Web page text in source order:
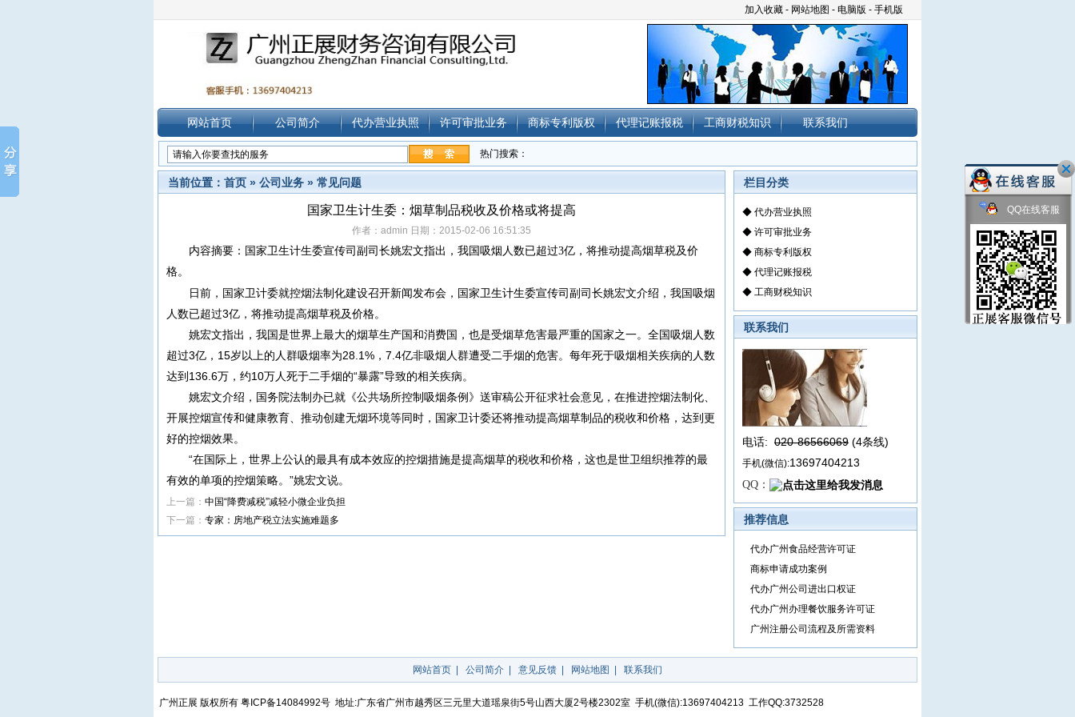
加入收藏 - 网站地图 - 电脑版 - 手机版
网站首页 公司简介 代办营业执照 许可审批业务 商标专利版权 代理记账报税 工商财税知识 联系我们
热门搜索：
当前位置： 首页 » 公司业务 » 常见问题
国家卫生计生委：烟草制品税收及价格或将提高
作者：admin 日期：2015-02-06 16:51:35
内容摘要：国家卫生计生委宣传司副司长姚宏文指出，我国吸烟人数已超过3亿，将推动提高烟草税及价
格。
日前，国家卫计委就控烟法制化建设召开新闻发布会，国家卫生计生委宣传司副司长姚宏文介绍，我国吸烟
人数已超过3亿，将推动提高烟草税及价格。
姚宏文指出，我国是世界上最大的烟草生产国和消费国，也是受烟草危害最严重的国家之一。全国吸烟人数
超过3亿，15岁以上的人群吸烟率为28.1%，7.4亿非吸烟人群遭受二手烟的危害。每年死于吸烟相关疾病的人数
达到136.6万，约10万人死于二手烟的“暴露”导致的相关疾病。
姚宏文介绍，国务院法制办已就《公共场所控制吸烟条例》送审稿公开征求社会意见，在推进控烟法制化、
开展控烟宣传和健康教育、推动创建无烟环境等同时，国家卫计委还将推动提高烟草制品的税收和价格，达到更
好的控烟效果。
“在国际上，世界上公认的最具有成本效应的控烟措施是提高烟草的税收和价格，这也是世卫组织推荐的最
有效的单项的控烟策略。”姚宏文说。
上一篇： 中国“降费减税”减轻小微企业负担
下一篇： 专家：房地产税立法实施难题多
栏目分类
◆ 代办营业执照
◆ 许可审批业务
◆ 商标专利版权
◆ 代理记账报税
◆ 工商财税知识
联系我们
电话: 020-86566069 (4条线)
手机(微信):13697404213
QQ：
推荐信息
代办广州食品经营许可证
商标申请成功案例
代办广州公司进出口权证
代办广州办理餐饮服务许可证
广州注册公司流程及所需资料
网站首页 | 公司简介 | 意见反馈 | 网站地图 | 联系我们
广州正展 版权所有 粤ICP备14084992号 地址:广东省广州市越秀区三元里大道瑶泉街5号山西大厦2号楼2302室 手机(微信):13697404213 工作QQ:3732528
QQ在线客服